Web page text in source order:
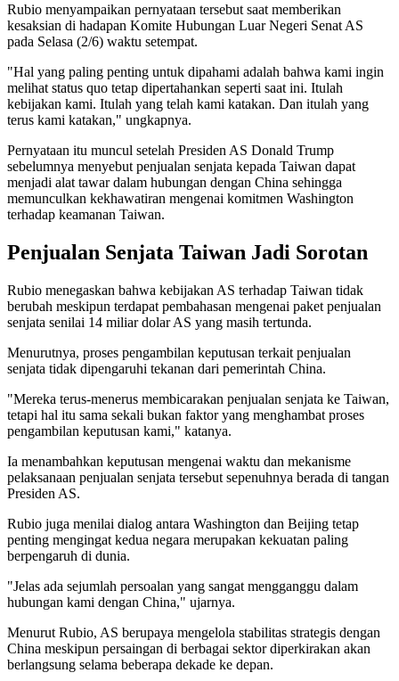
Rubio menyampaikan pernyataan tersebut saat memberikan
kesaksian di hadapan Komite Hubungan Luar Negeri Senat AS
pada Selasa (2/6) waktu setempat.
"Hal yang paling penting untuk dipahami adalah bahwa kami ingin
melihat status quo tetap dipertahankan seperti saat ini. Itulah
kebijakan kami. Itulah yang telah kami katakan. Dan itulah yang
terus kami katakan," ungkapnya.
Pernyataan itu muncul setelah Presiden AS Donald Trump
sebelumnya menyebut penjualan senjata kepada Taiwan dapat
menjadi alat tawar dalam hubungan dengan China sehingga
memunculkan kekhawatiran mengenai komitmen Washington
terhadap keamanan Taiwan.
Penjualan Senjata Taiwan Jadi Sorotan
Rubio menegaskan bahwa kebijakan AS terhadap Taiwan tidak
berubah meskipun terdapat pembahasan mengenai paket penjualan
senjata senilai 14 miliar dolar AS yang masih tertunda.
Menurutnya, proses pengambilan keputusan terkait penjualan
senjata tidak dipengaruhi tekanan dari pemerintah China.
"Mereka terus-menerus membicarakan penjualan senjata ke Taiwan,
tetapi hal itu sama sekali bukan faktor yang menghambat proses
pengambilan keputusan kami," katanya.
Ia menambahkan keputusan mengenai waktu dan mekanisme
pelaksanaan penjualan senjata tersebut sepenuhnya berada di tangan
Presiden AS.
Rubio juga menilai dialog antara Washington dan Beijing tetap
penting mengingat kedua negara merupakan kekuatan paling
berpengaruh di dunia.
"Jelas ada sejumlah persoalan yang sangat mengganggu dalam
hubungan kami dengan China," ujarnya.
Menurut Rubio, AS berupaya mengelola stabilitas strategis dengan
China meskipun persaingan di berbagai sektor diperkirakan akan
berlangsung selama beberapa dekade ke depan.